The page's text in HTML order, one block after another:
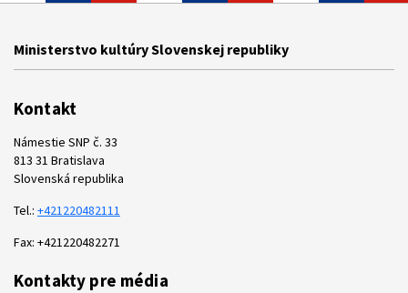
Ministerstvo kultúry Slovenskej republiky
Kontakt
Námestie SNP č. 33
813 31 Bratislava
Slovenská republika
Tel.: +421220482111
Fax: +421220482271
Kontakty pre média